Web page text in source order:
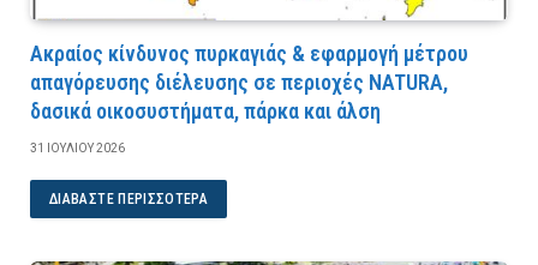
Ακραίος κίνδυνος πυρκαγιάς & εφαρμογή μέτρου
απαγόρευσης διέλευσης σε περιοχές NATURA,
δασικά οικοσυστήματα, πάρκα και άλση
31 ΙΟΥΛΊΟΥ 2026
ΔΙΑΒΆΣΤΕ ΠΕΡΙΣΣΌΤΕΡΑ